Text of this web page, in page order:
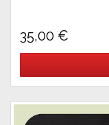
35,00 €